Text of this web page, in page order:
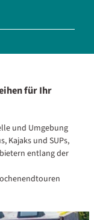
für Ihr
und Umgebung
Kajaks und SUPs,
entlang der